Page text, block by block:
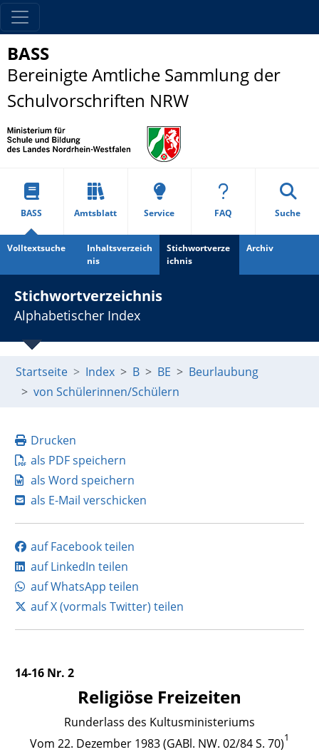
BASS
Bereinigte Amtliche Sammlung der
Schulvorschriften NRW
BASS Amtsblatt Service FAQ Suche
Volltextsuche
Inhaltsverzeich
nis
Stichwortverze
ichnis
Archiv
Stichwortverzeichnis
Alphabetischer Index
Startseite Index B BE
Beurlaubung
von Schülerinnen/Schülern
Drucken
als PDF speichern
als Word speichern
als E-Mail verschicken
auf Facebook teilen
auf LinkedIn teilen
auf WhatsApp teilen
auf X (vormals Twitter) teilen
14-16 Nr. 2
Religiöse Freizeiten
Runderlass des Kultusministeriums
Vom 22. Dezember 1983 (GABl. NW. 02/84 S. 70)1